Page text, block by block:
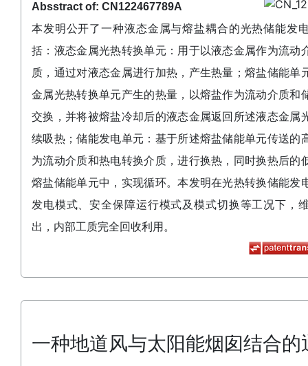
Absstract of: CN122467789A
本发明公开了一种液态金属与熔盐耦合的光热储能发
括：液态金属光热转换单元：用于以液态金属作为流动
质，通过对液态金属进行加热，产生热量；熔盐储能单
金属光热转换单元产生的热量，以熔盐作为流动介质和
交换，并将被熔盐冷却后的液态金属返回所述液态金属
续吸热；储能发电单元：基于所述熔盐储能单元传送的
为流动介质和热电转换介质，进行换热，同时换热后的
熔盐储能单元中，实现循环。本发明在光热转换储能发
发电模式、安全保障运行模式及模式切换等工况下，
出，内部工质完全回收利用。
一种地道风与太阳能烟囱结合的